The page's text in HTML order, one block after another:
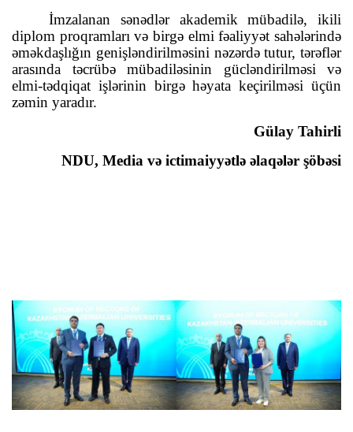
İmzalanan sənədlər akademik mübadilə, ikili
diplom proqramları və birgə elmi fəaliyyət sahələrində
əməkdaşlığın genişləndirilməsini nəzərdə tutur, tərəflər
arasında təcrübə mübadiləsinin gücləndirilməsi və
elmi-tədqiqat işlərinin birgə həyata keçirilməsi üçün
zəmin yaradır.
Gülay Tahirli
NDU, Media və ictimaiyyətlə əlaqələr şöbəsi